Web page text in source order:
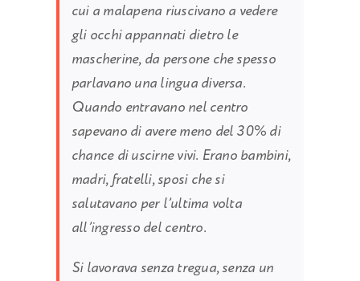
cui a malapena riuscivano a vedere
gli occhi appannati dietro le
mascherine, da persone che spesso
parlavano una lingua diversa.
Quando entravano nel centro
sapevano di avere meno del 30% di
chance di uscirne vivi. Erano bambini,
madri, fratelli, sposi che si
salutavano per l’ultima volta
all’ingresso del centro.
Si lavorava senza tregua, senza un